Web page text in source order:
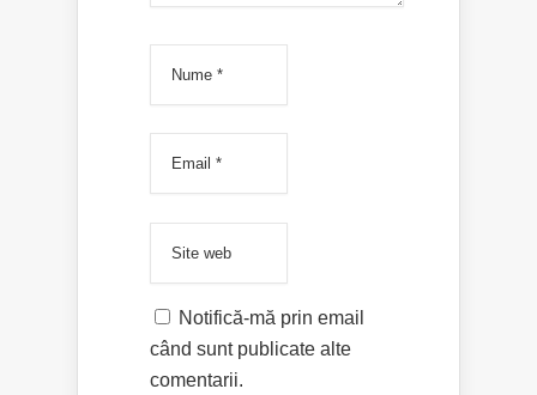
Notifică-mă prin email
când sunt publicate alte
comentarii.